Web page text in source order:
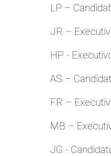
LP –
JR –
HP -
AS –
FR –
MB –
JG -